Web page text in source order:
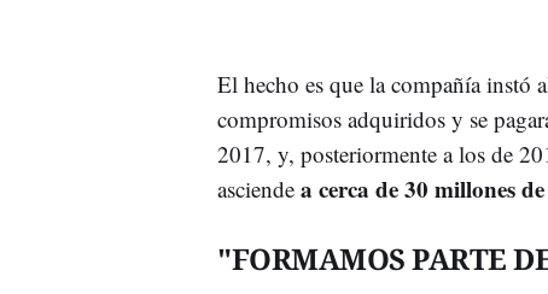
El hecho es que la compañía
compromisos adquiridos y se
2017, y, posteriormente a los de
asciende a cerca de 30 millones
"FORMAMOS PARTE